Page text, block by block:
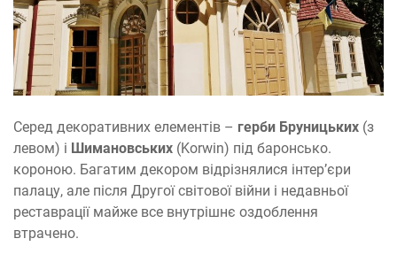
Серед декоративних елементів – герби Бруницьких (з
левом) і Шимановських (Korwin) під баронсько.
короною. Багатим декором відрізнялися інтер’єри
палацу, але після Другої світової війни і недавньої
реставрації майже все внутрішнє оздоблення
втрачено.